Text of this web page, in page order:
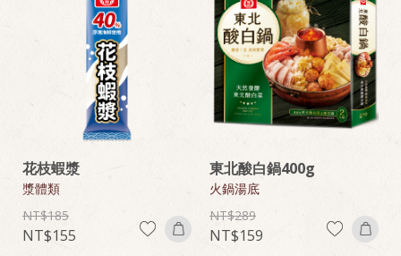
花枝蝦漿
漿體類
185
155
東北酸白鍋400g
火鍋湯底
289
159